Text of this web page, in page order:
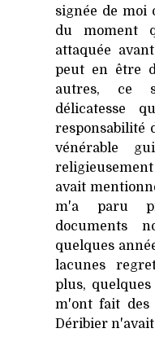
signée de moi
du moment
attaquée
peut en être
autres, ce
délicatesse
responsabilité
vénérable
avait
m'a paru
documents
quelques
lacunes
plus,
m'ont fait des
Déribier